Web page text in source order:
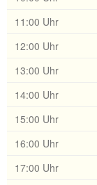
11:00 Uhr
12:00 Uhr
13:00 Uhr
14:00 Uhr
15:00 Uhr
16:00 Uhr
17:00 Uhr